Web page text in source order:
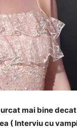
mai bine
( Interviu cu